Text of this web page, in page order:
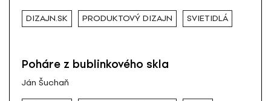
DIZAJN.SK PRODUKTOVÝ DIZAJN SVIETIDLÁ
Poháre z bublinkového skla
Ján Šuchaň